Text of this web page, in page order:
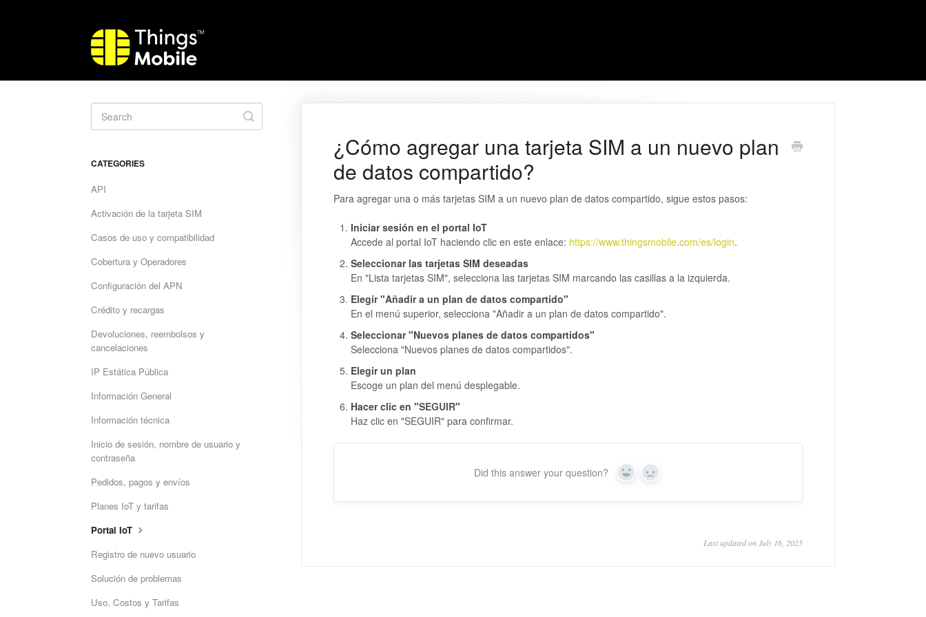
¿Cómo agregar una tarjeta SIM a un nuevo plan
de datos compartido?
Para agregar una o más tarjetas SIM a un nuevo plan de datos compartido, sigue estos pasos:
Iniciar sesión en el portal IoT
Accede al portal IoT haciendo clic en este enlace: https://www.thingsmobile.com/es/login.
Seleccionar las tarjetas SIM deseadas
En "Lista tarjetas SIM", selecciona las tarjetas SIM marcando las casillas a la izquierda.
Elegir "Añadir a un plan de datos compartido"
En el menú superior, selecciona "Añadir a un plan de datos compartido".
Seleccionar "Nuevos planes de datos compartidos"
Selecciona "Nuevos planes de datos compartidos".
Elegir un plan
Escoge un plan del menú desplegable.
Hacer clic en "SEGUIR"
Haz clic en "SEGUIR" para confirmar.
Did this answer your question? Yes No
Last updated on July 16, 2025
Toggle
Search
CATEGORIES
API
Activación de la tarjeta SIM
Casos de uso y compatibilidad
Cobertura y Operadores
Configuración del APN
Crédito y recargas
Devoluciones, reembolsos y
cancelaciones
IP Estática Pública
Información General
Información técnica
Inicio de sesión, nombre de usuario y
contraseña
Pedidos, pagos y envíos
Planes IoT y tarifas
Portal IoT
Registro de nuevo usuario
Solución de problemas
Uso, Costos y Tarifas